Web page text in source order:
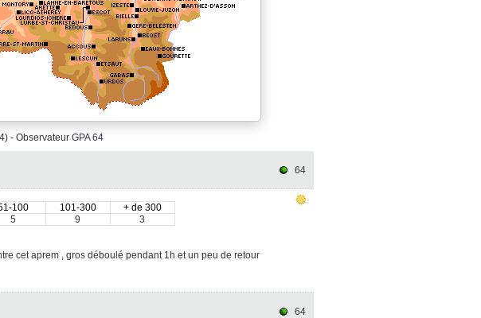
- Observateur GPA 64
64
100 101-300
+ de 300
5 9
3
cet aprem , gros déboulé pendant 1h et un peu de retour
64